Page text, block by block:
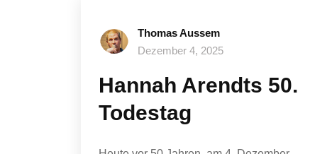
Thomas Aussem
Dezember 4, 2025
Hannah Arendts 50.
Todestag